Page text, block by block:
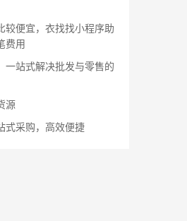
较便宜，衣找找小程序助
费用
一站式解决批发与零售的
源
式采购，高效便捷